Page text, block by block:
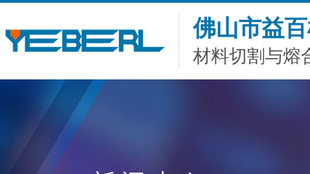
佛山市益
材料切割与熔